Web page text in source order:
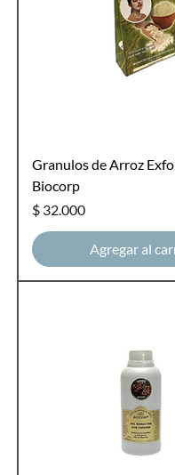
Granulos de Arroz
Biocorp
Precio
$ 32.000
Agregar al